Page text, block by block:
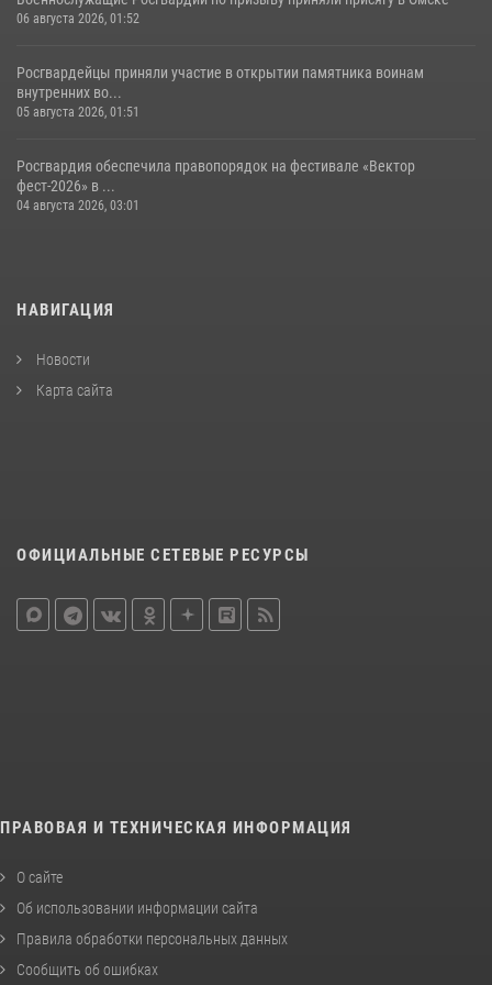
06 августа 2026, 01:52
Росгвардейцы приняли участие в открытии памятника воинам
внутренних во...
05 августа 2026, 01:51
Росгвардия обеспечила правопорядок на фестивале «Вектор
фест-2026» в ...
04 августа 2026, 03:01
НАВИГАЦИЯ
Новости
Карта сайта
ОФИЦИАЛЬНЫЕ СЕТЕВЫЕ РЕСУРСЫ
ПРАВОВАЯ И ТЕХНИЧЕСКАЯ ИНФОРМАЦИЯ
О сайте
Об использовании информации сайта
Правила обработки персональных данных
Сообщить об ошибках